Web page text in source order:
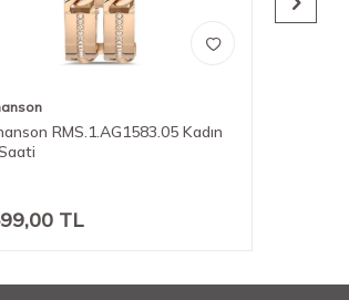
RMS.1.AG1583.05 Kadın
TL